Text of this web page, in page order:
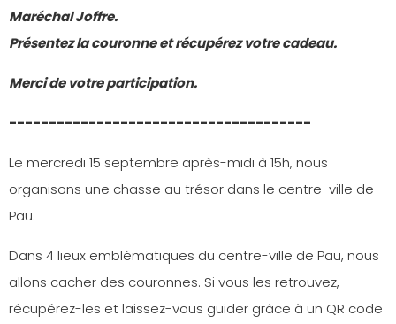
Maréchal Joffre.
Présentez la couronne et récupérez votre cadeau.
Merci de votre participation.
--------------------------------------
Le mercredi 15 septembre après-midi à 15h, nous
organisons une chasse au trésor dans le centre-ville de
Pau.
Dans 4 lieux emblématiques du centre-ville de Pau, nous
allons cacher des couronnes. Si vous les retrouvez,
récupérez-les et laissez-vous guider grâce à un QR code